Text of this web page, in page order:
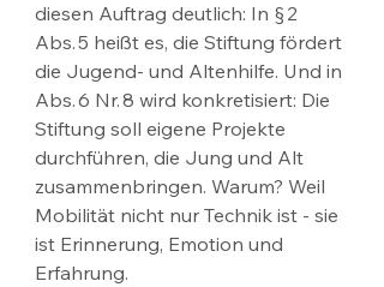
diesen Auftrag deutlich: In § 2
Abs. 5 heißt es, die Stiftung fördert
die Jugend- und Altenhilfe. Und in
Abs. 6 Nr. 8 wird konkretisiert: Die
Stiftung soll eigene Projekte
durchführen, die Jung und Alt
zusammenbringen. Warum? Weil
Mobilität nicht nur Technik ist - sie
ist Erinnerung, Emotion und
Erfahrung.